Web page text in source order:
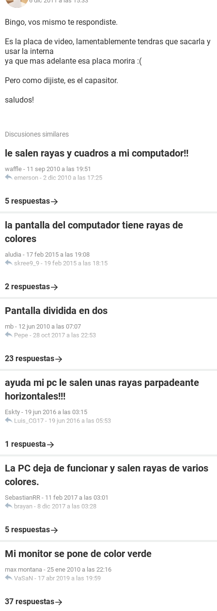
Bingo, vos mismo te respondiste.
Es la placa de video, lamentablemente tendras que sacarla y
usar la interna
ya que mas adelante esa placa morira :(
Pero como dijiste, es el capasitor.
saludos!
Discusiones similares
le salen rayas y cuadros a mi computador!!
waffle - 11 sep 2010 a las 19:51
emerson - 2 dic 2010 a las 17:25
5 respuestas
la pantalla del computador tiene rayas de
colores
aludia - 17 feb 2015 a las 19:08
skree9_9 - 19 feb 2015 a las 18:15
2 respuestas
Pantalla dividida en dos
mb - 12 jun 2010 a las 07:07
Pepe - 28 oct 2017 a las 22:53
23 respuestas
ayuda mi pc le salen unas rayas parpadeante
horizontales!!!
Eskty - 19 jun 2016 a las 03:15
Luis_CG17 - 19 jun 2016 a las 05:53
1 respuesta
La PC deja de funcionar y salen rayas de varios
colores.
SebastianRR - 11 feb 2017 a las 03:01
brayan - 8 dic 2017 a las 03:28
5 respuestas
Mi monitor se pone de color verde
max montana - 25 ene 2010 a las 22:16
VaSaN - 17 abr 2019 a las 19:59
37 respuestas